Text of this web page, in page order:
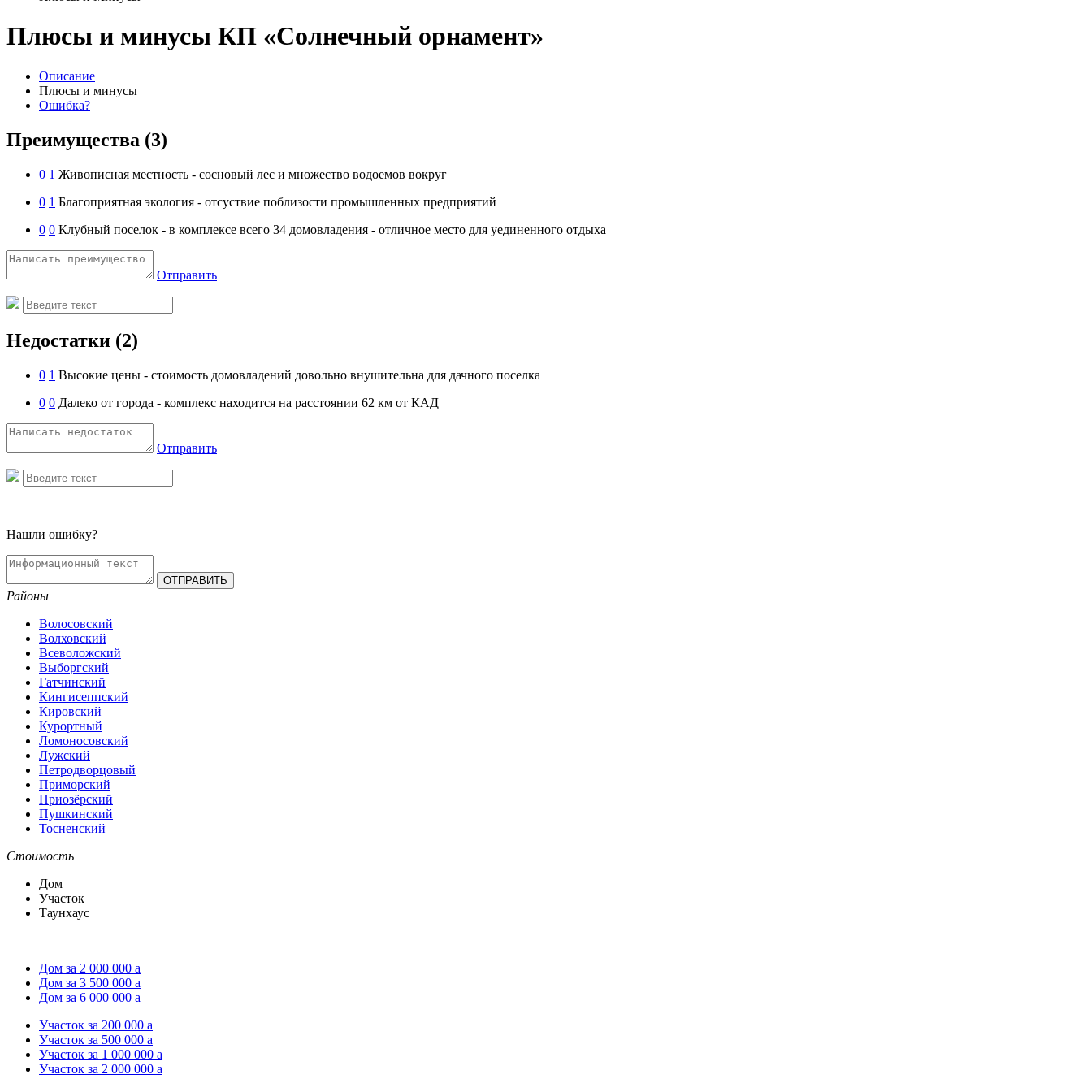
Плюсы и минусы КП «Солнечный орнамент»
Описание
Плюсы и минусы
Ошибка?
Преимущества (3)
0 1 Живописная местность - сосновый лес и множество водоемов вокруг
0 1 Благоприятная экология - отсуствие поблизости промышленных предприятий
0 0 Клубный поселок - в комплексе всего 34 домовладения - отличное место для уединенного отдыха
Отправить
Недостатки (2)
0 1 Высокие цены - стоимость домовладений довольно внушительна для дачного поселка
0 0 Далеко от города - комплекс находится на расстоянии 62 км от КАД
Отправить
Нашли ошибку?
Районы
Волосовский
Волховский
Всеволожский
Выборгский
Гатчинский
Кингисеппский
Кировский
Курортный
Ломоносовский
Лужский
Петродворцовый
Приморский
Приозёрский
Пушкинский
Тосненский
Стоимость
Дом
Участок
Таунхаус
Дом за 2 000 000 a
Дом за 3 500 000 a
Дом за 6 000 000 a
Участок за 200 000 a
Участок за 500 000 a
Участок за 1 000 000 a
Участок за 2 000 000 a